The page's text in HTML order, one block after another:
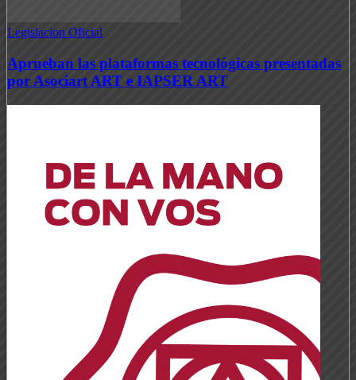
Legislacion Oficial
Aprueban las plataformas tecnológicas presentadas
por Asociart ART e IAPSER ART